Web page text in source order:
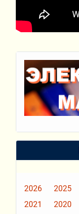
2026 2025
2021
2020